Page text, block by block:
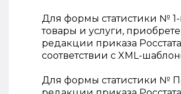
Для формы статистики №
товары и услуги,
редакции приказа
соответствии с XML-
Для формы статистики № П-